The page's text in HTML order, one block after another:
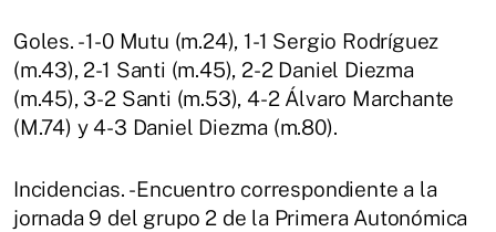
Goles. - 1-0 Mutu (m.24), 1-1 Sergio Rodríguez
(m.43), 2-1 Santi (m.45), 2-2 Daniel Diezma
(m.45), 3-2 Santi (m.53), 4-2 Álvaro Marchante
(M.74) y 4-3 Daniel Diezma (m.80).
Incidencias. - Encuentro correspondiente a la
jornada 9 del grupo 2 de la Primera Autonómica